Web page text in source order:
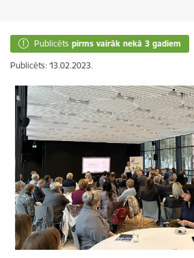
Publicēts pirms vairāk nekā 3 gadiem
Publicēts: 13.02.2023.